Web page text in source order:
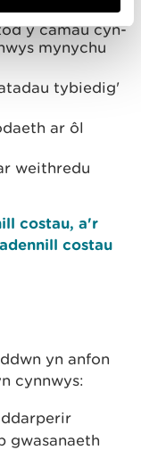
y camau cyn-
mynychu
tybiedig'
ar ôl
weithredu
costau, a'r
costau
yn anfon
cynnwys:
gwasanaeth